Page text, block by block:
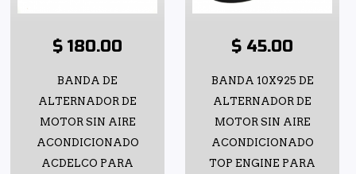
$ 180.00
BANDA DE
ALTERNADOR DE
MOTOR SIN AIRE
ACONDICIONADO
ACDELCO PARA
$ 45.00
BANDA 10X925 DE
ALTERNADOR DE
MOTOR SIN AIRE
ACONDICIONADO
TOP ENGINE PARA